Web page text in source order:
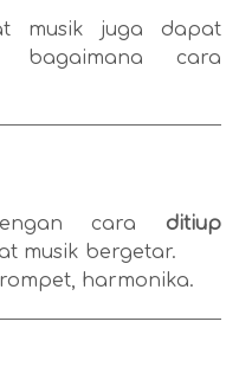
musik juga dapat
bagaimana cara
cara ditiup
musik bergetar.
harmonika.